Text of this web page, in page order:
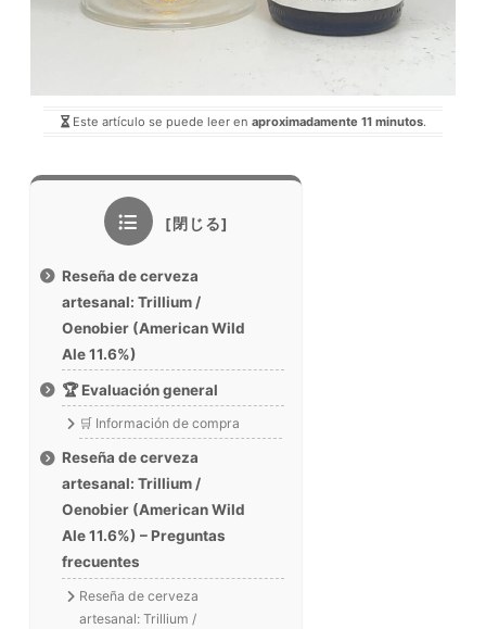
Este artículo se puede leer en aproximadamente 11 minutos.
Reseña de cerveza
artesanal: Trillium /
Oenobier (American Wild
Ale 11.6%)
🏆 Evaluación general
🛒 Información de compra
Reseña de cerveza
artesanal: Trillium /
Oenobier (American Wild
Ale 11.6%) – Preguntas
frecuentes
Reseña de cerveza
artesanal: Trillium /